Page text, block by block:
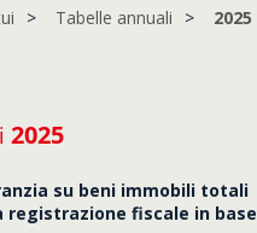
Tabelle annuali 2025
2025
su beni immobili totali
fiscale in base